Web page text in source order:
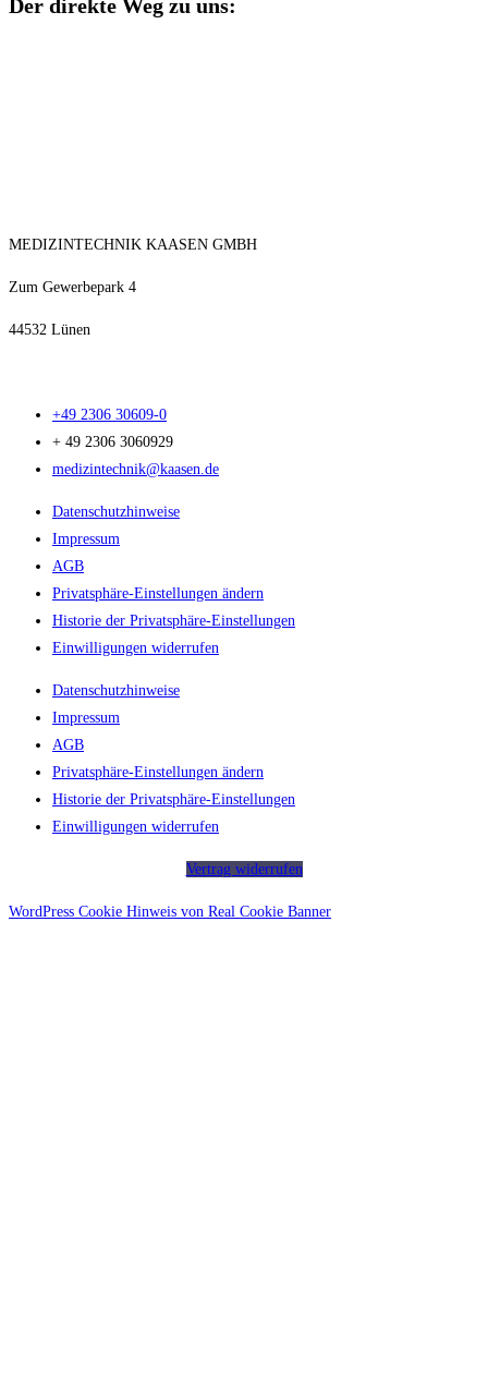
Der direkte Weg zu uns:
MEDIZINTECHNIK KAASEN GMBH
Zum Gewerbepark 4
44532 Lünen
+49 2306 30609-0
+ 49 2306 3060929
medizintechnik@kaasen.de
Datenschutzhinweise
Impressum
AGB
Privatsphäre-Einstellungen ändern
Historie der Privatsphäre-Einstellungen
Einwilligungen widerrufen
Datenschutzhinweise
Impressum
AGB
Privatsphäre-Einstellungen ändern
Historie der Privatsphäre-Einstellungen
Einwilligungen widerrufen
Vertrag widerrufen
WordPress Cookie Hinweis von Real Cookie Banner